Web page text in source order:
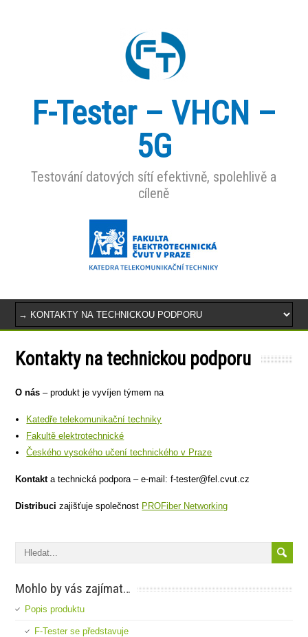
F-Tester – VHCN –
5G
Testování datových sítí efektivně, spolehlivě a
cíleně
Kontakty na technickou podporu
O nás – produkt je vyvíjen týmem na
Katedře telekomunikační techniky
Fakultě elektrotechnické
Českého vysokého učení technického v Praze
Kontakta technická podpora – e-mail: f-tester@fel.cvut.cz
Distribuci zajišťuje společnost PROFiber Networking
Mohlo by vás zajímat…
Popis produktu
F-Tester se představuje